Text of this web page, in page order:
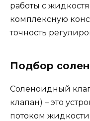
работы с
комплексную
точность
Подбор
Соленоидный
клапан) – это
потоком